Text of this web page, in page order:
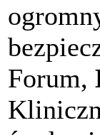
Forum,